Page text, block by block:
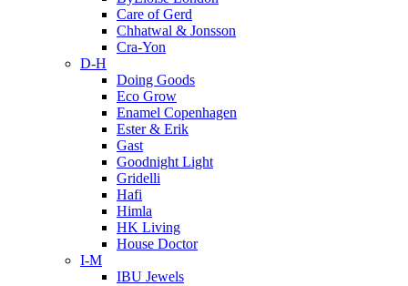
Care of Gerd
Chhatwal & Jonsson
Cra-Yon
D-H
Doing Goods
Eco Grow
Enamel Copenhagen
Ester & Erik
Gast
Goodnight Light
Gridelli
Hafi
Himla
HK Living
House Doctor
I-M
IBU Jewels